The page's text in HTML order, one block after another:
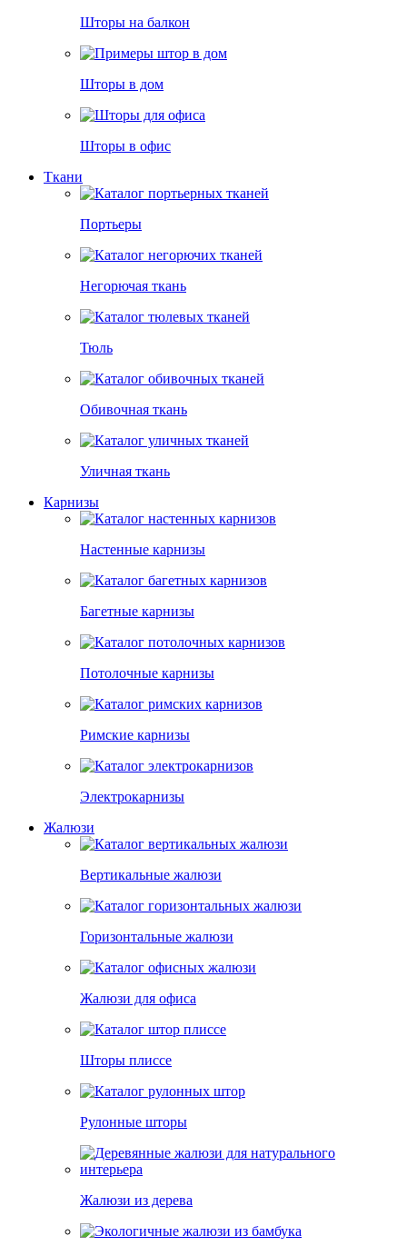
Шторы на балкон
Шторы в дом
Шторы в офис
Ткани
Портьеры
Негорючая ткань
Тюль
Обивочная ткань
Уличная ткань
Карнизы
Настенные карнизы
Багетные карнизы
Потолочные карнизы
Римские карнизы
Электрокарнизы
Жалюзи
Вертикальные жалюзи
Горизонтальные жалюзи
Жалюзи для офиса
Шторы плиссе
Рулонные шторы
Жалюзи из дерева